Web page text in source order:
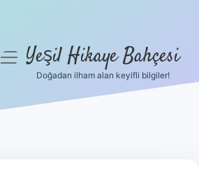
menüyüYeşil Hikaye Bahçesi
Doğadan ilham alan keyifli bilgiler!